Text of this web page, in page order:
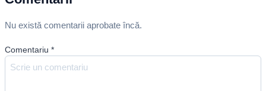
Nu există comentarii aprobate încă.
Comentariu *